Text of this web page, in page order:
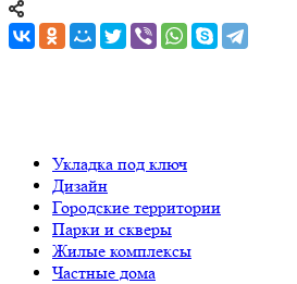
Укладка под ключ
Дизайн
Городские территории
Парки и скверы
Жилые комплексы
Частные дома